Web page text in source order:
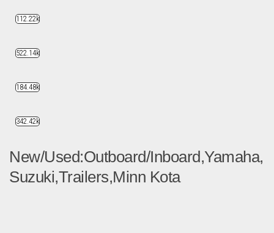
New/Used:Outboard/Inboard,Yamaha,
Suzuki,Trailers,Minn Kota
112.22k
522.14k
184.48k
342.42k